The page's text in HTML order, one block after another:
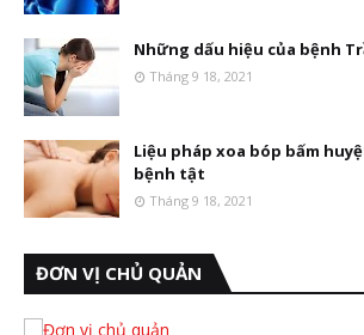
Những dấu hiệu của bệnh
Tháng 9 18, 2021
Liệu pháp xoa bóp bấm
bệnh tật
Tháng 9 18, 2021
ĐƠN VỊ CHỦ QUẢN